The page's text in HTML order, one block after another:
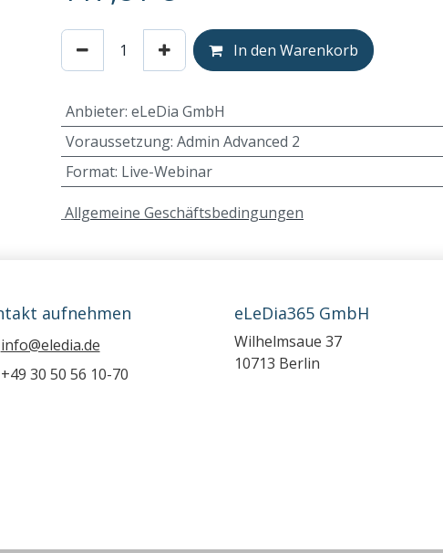
In den Warenkorb
Anbieter: eLeDia GmbH
Voraussetzung: Admin Advanced 2
Format: Live-Webinar
Allgemeine Geschäftsbedingungen
aufnehmen
info@eledia.de
+49 30 50 56 10-70
eLeDia365 GmbH
Wilhelmsaue 37
10713 Berlin